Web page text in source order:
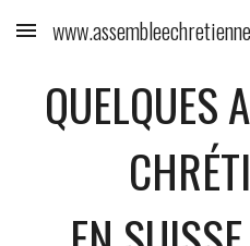
Skip to main content
QUELQUES